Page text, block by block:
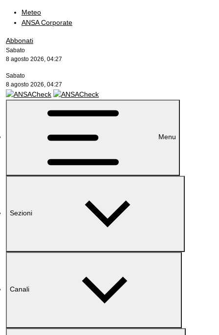
Meteo
ANSA Corporate
Abbonati
Sabato
8 agosto 2026, 04:27
Sabato
8 agosto 2026, 04:27
Menu
Sezioni
Canali